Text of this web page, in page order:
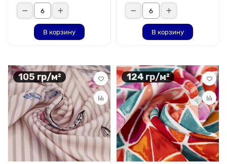
В корзину В корзину
105 гр/м² 124 гр/м²